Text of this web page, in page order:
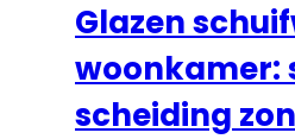
Glazen
woonkamer:
scheiding